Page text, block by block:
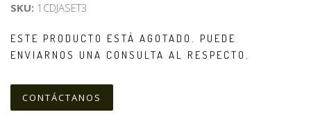
SKU: 1CDJASET3
ESTE PRODUCTO ESTÁ AGOTADO. PUEDE
ENVIARNOS UNA CONSULTA AL RESPECTO.
CONTÁCTANOS